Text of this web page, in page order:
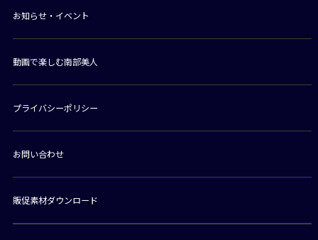
お知らせ・イベント
動画で楽しむ南部美人
プライバシーポリシー
お問い合わせ
販促素材ダウンロード